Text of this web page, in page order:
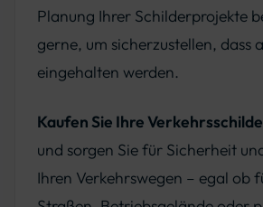
Planung Ihrer Schilderprojekte
gerne, um sicherzustellen, dass
eingehalten werden.
Kaufen Sie Ihre
und sorgen Sie für Sicherheit
Ihren Verkehrswegen – egal ob